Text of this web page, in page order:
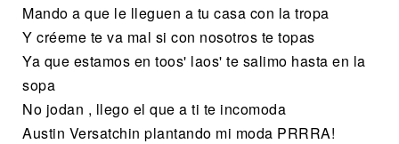
Mando a que le lleguen a tu casa con la tropa
Y créeme te va mal si con nosotros te topas
Ya que estamos en toos' laos' te salimo hasta en la
sopa
No jodan , llego el que a ti te incomoda
Austin Versatchin plantando mi moda PRRRA!